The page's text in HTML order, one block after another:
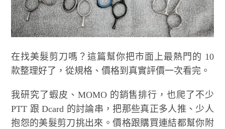
在找美髮剪刀嗎？這篇幫你把市面上最熱門的 10
款整理好了，從規格、價格到真實評價一次看完。
我研究了蝦皮、MOMO 的銷售排行，也爬了不少
PTT 跟 Dcard 的討論串，把那些真正多人推、少人
抱怨的美髮剪刀挑出來。價格跟購買連結都幫你附